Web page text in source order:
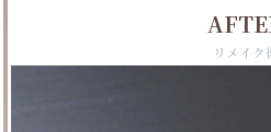
リメイク